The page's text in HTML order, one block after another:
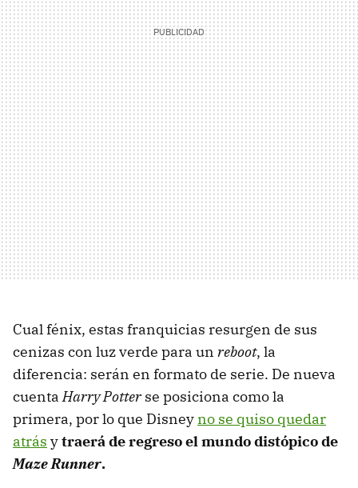
Cual fénix, estas franquicias resurgen de sus
cenizas con luz verde para un reboot, la
diferencia: serán en formato de serie. De nueva
cuentaHarry Potterse posiciona como la
primera, por lo que Disneyno se quiso quedar
atrás ytraerá de regreso el mundo distópico de
Maze Runner.